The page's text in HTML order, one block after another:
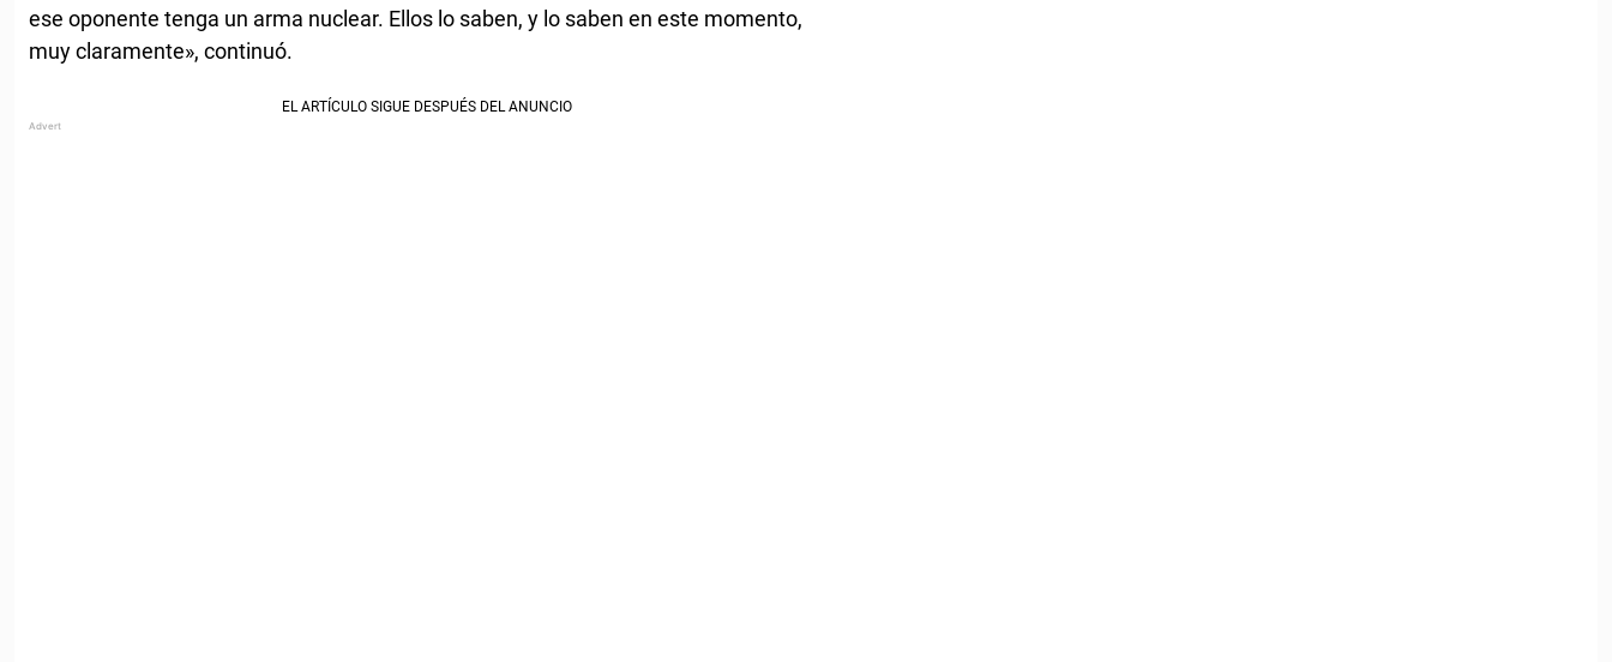
ese oponente tenga un arma nuclear. Ellos lo saben, y lo saben en este momento,
muy claramente», continuó.